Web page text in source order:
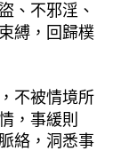
、不邪淫、
縛，回歸樸
不被情境所
，事緩則
絡，洞悉事